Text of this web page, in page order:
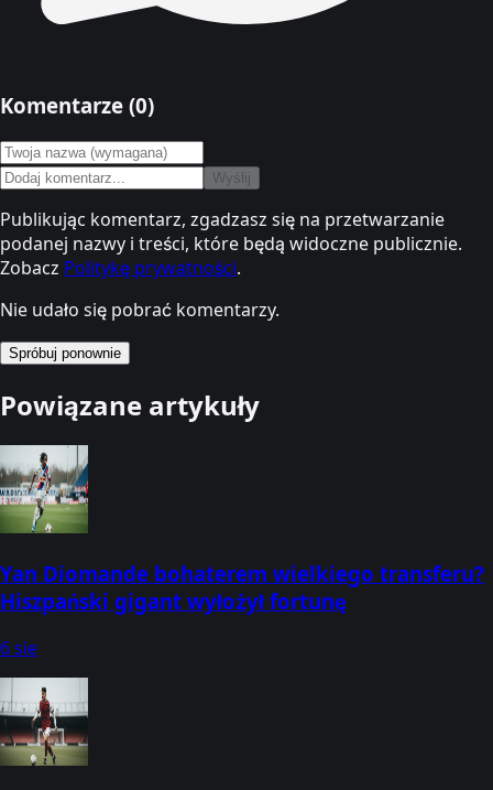
Komentarze (0)
Wyślij
Publikując komentarz, zgadzasz się na przetwarzanie
podanej nazwy i treści, które będą widoczne publicznie.
Zobacz Politykę prywatności.
Nie udało się pobrać komentarzy.
Spróbuj ponownie
Powiązane artykuły
Yan Diomande bohaterem wielkiego transferu?
Hiszpański gigant wyłożył fortunę
6 sie